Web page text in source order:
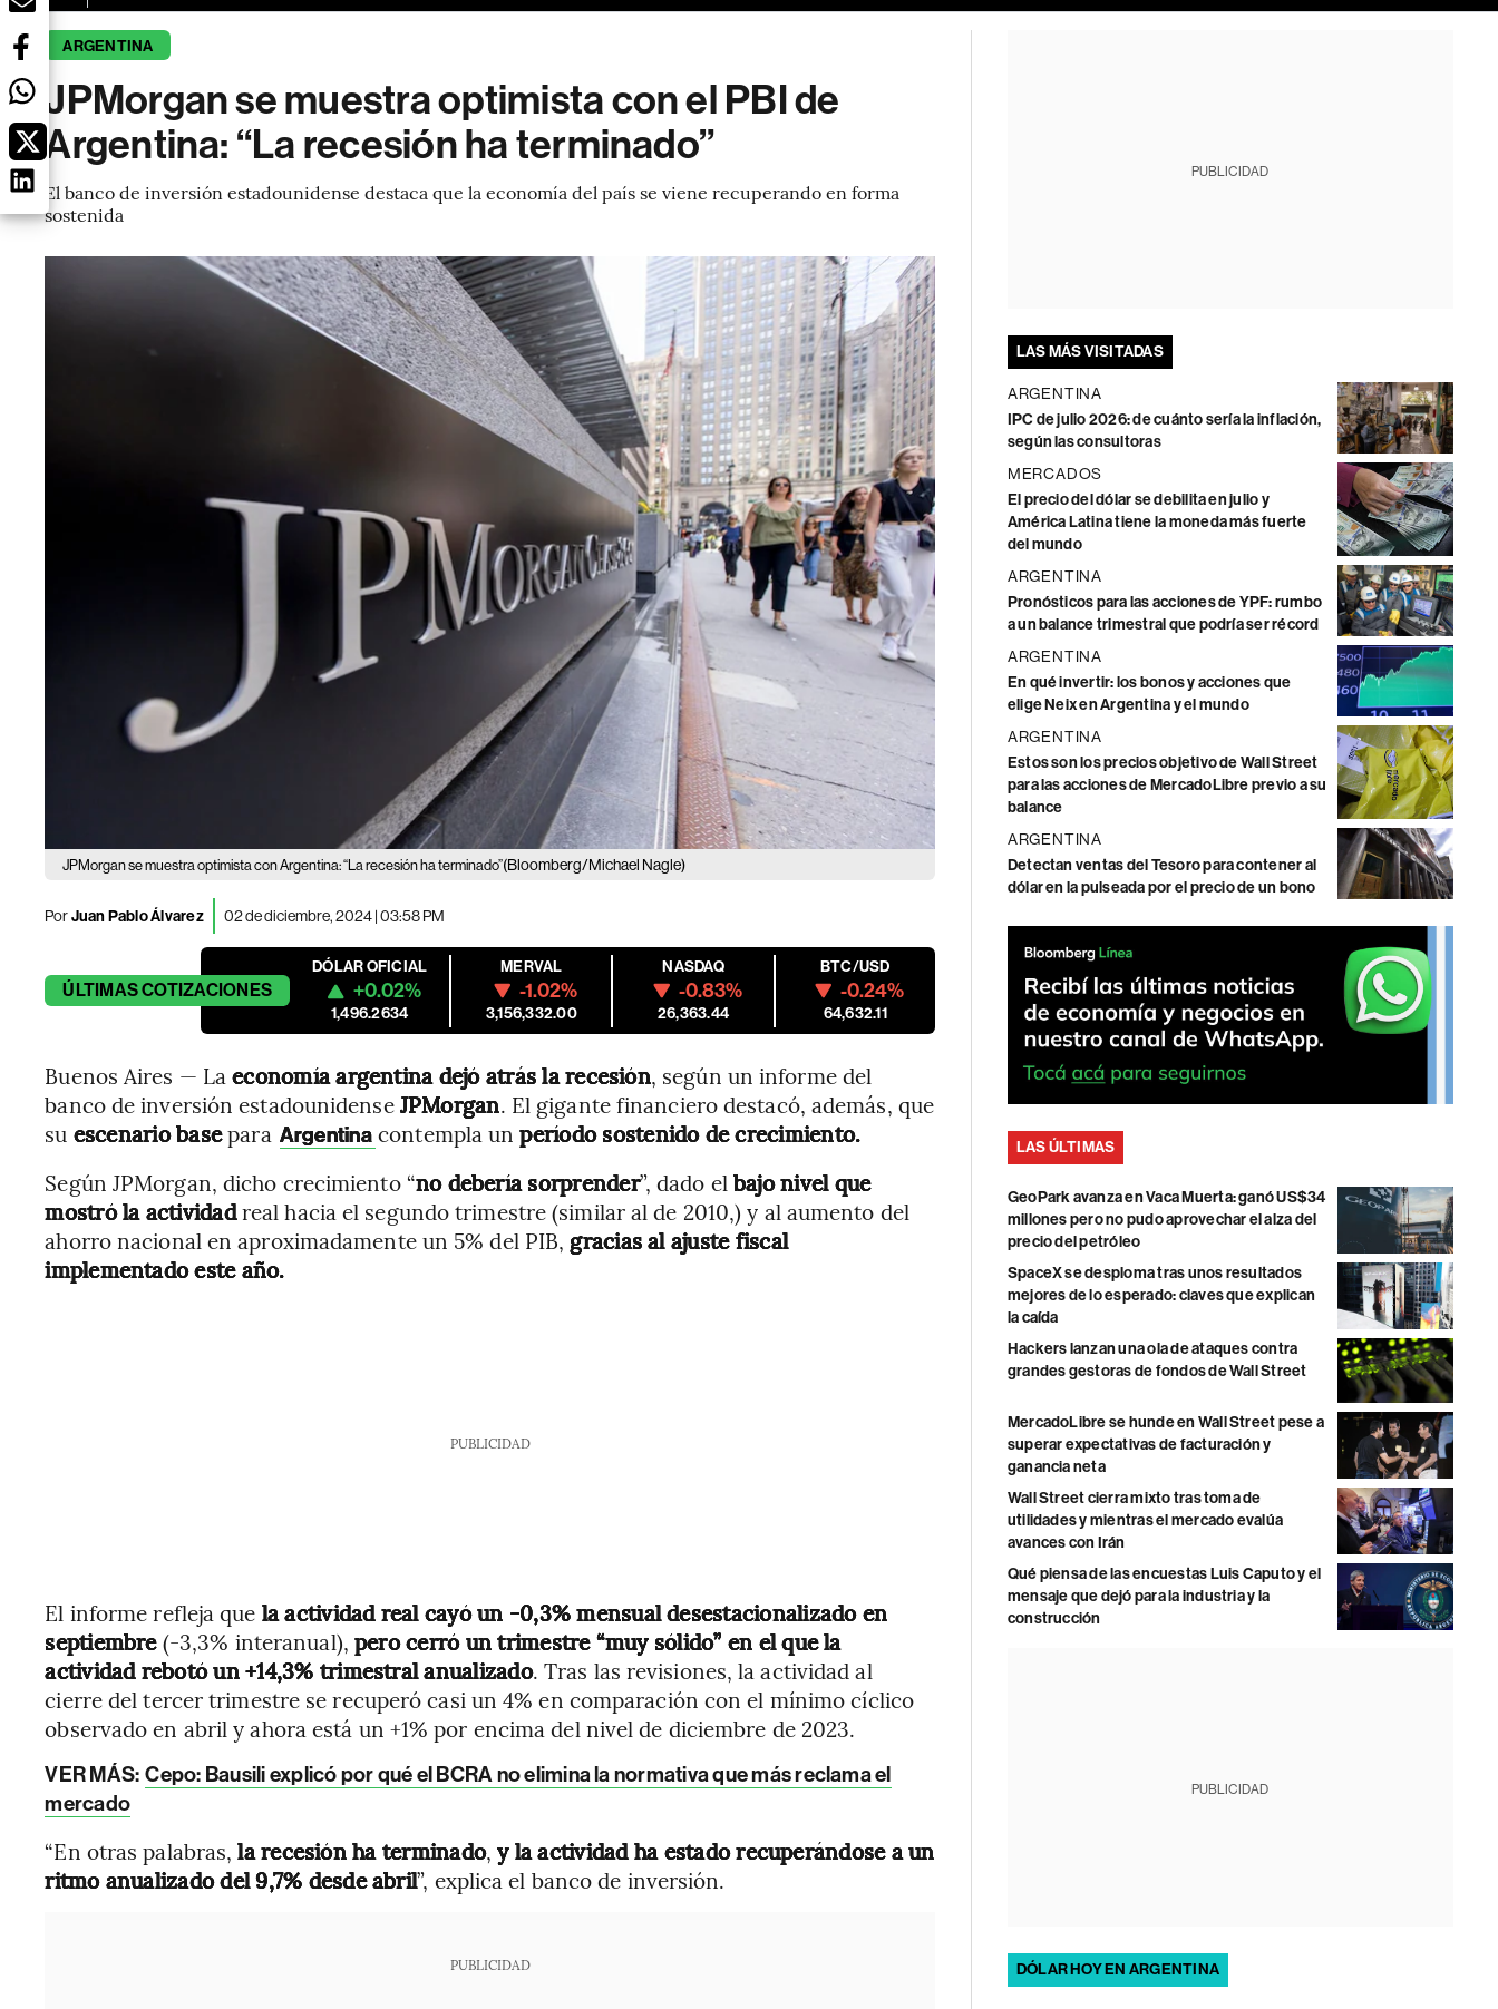
ARGENTINA
JPMorgan se muestra optimista con el PBI de
Argentina: “La recesión ha terminado”
El banco de inversión estadounidense destaca que la economía del país se viene recuperando en forma
sostenida
JPMorgan se muestra optimista con Argentina: “La recesión ha terminado”(Bloomberg/Michael Nagle)
PorJuan Pablo Álvarez 02 de diciembre, 2024 | 03:58 PM
ÚLTIMASCOTIZACIONES
DÓLAR OFICIAL
+0.02%
1,496.2634
MERVAL
-1.02%
3,156,332.00
NASDAQ
-0.83%
26,363.44
BTC/USD
-0.24%
64,632.11
Buenos Aires — Laeconomía argentina dejó atrás la recesión, según un informe del
banco de inversión estadounidenseJPMorgan. El gigante financiero destacó, además, que
su escenario basepara Argentina contempla unperíodo sostenido de crecimiento.
Según JPMorgan, dicho crecimiento “no debería sorprender”, dado el bajo nivel que
mostró la actividadreal hacia el segundo trimestre (similar al de 2010,) y al aumento del
ahorro nacional en aproximadamente un 5% del PIB, gracias al ajuste fiscal
implementado este año.
PUBLICIDAD
El informe refleja que la actividad real cayó un -0,3% mensual desestacionalizado en
septiembre(-3,3% interanual), pero cerró un trimestre “muy sólido” en el que la
actividad rebotó un +14,3% trimestral anualizado. Tras las revisiones, la actividad al
cierre del tercer trimestre se recuperó casi un 4% en comparación con el mínimo cíclico
observado en abril y ahora está un +1% por encima del nivel de diciembre de 2023.
VER MÁS: Cepo: Bausili explicó por qué el BCRA no elimina la normativa que más reclama el
mercado
“En otras palabras,la recesión ha terminado,y la actividad ha estado recuperándose a un
ritmo anualizado del 9,7% desde abril”, explica el banco de inversión.
PUBLICIDAD
PUBLICIDAD
LAS MÁS VISITADAS
ARGENTINA
IPC de julio 2026: de cuánto sería la inflación,
según las consultoras
MERCADOS
El precio del dólar se debilita en julio y
América Latina tiene la moneda más fuerte
del mundo
ARGENTINA
Pronósticos para las acciones de YPF: rumbo
a un balance trimestral que podría ser récord
ARGENTINA
En qué invertir: los bonos y acciones que
elige Neix en Argentina y el mundo
ARGENTINA
Estos son los precios objetivo de Wall Street
para las acciones de MercadoLibre previo a su
balance
ARGENTINA
Detectan ventas del Tesoro para contener al
dólar en la pulseada por el precio de un bono
LAS ÚLTIMAS
GeoPark avanza en Vaca Muerta: ganó US$34
millones pero no pudo aprovechar el alza del
precio del petróleo
SpaceX se desploma tras unos resultados
mejores de lo esperado: claves que explican
la caída
Hackers lanzan una ola de ataques contra
grandes gestoras de fondos de Wall Street
MercadoLibre se hunde en Wall Street pese a
superar expectativas de facturación y
ganancia neta
Wall Street cierra mixto tras toma de
utilidades y mientras el mercado evalúa
avances con Irán
Qué piensa de las encuestas Luis Caputo y el
mensaje que dejó para la industria y la
construcción
PUBLICIDAD
DÓLAR HOY EN ARGENTINA